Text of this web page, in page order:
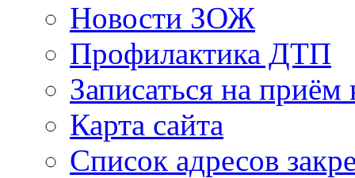
Новости ЗОЖ
Профилактика ДТП
Записаться на приём
Карта сайта
Список адресов